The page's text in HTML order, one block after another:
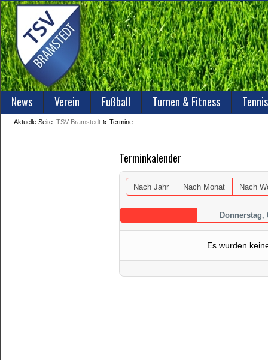
News Verein Fußball Turnen & Fitness Tennis
Aktuelle Seite: TSV Bramstedt Termine
Terminkalender
Nach Jahr Nach Monat Nach
Donnerstag,
Es wurden